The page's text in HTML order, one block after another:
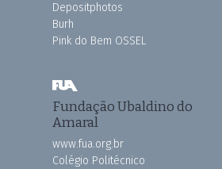
Depositphotos
Burh
Pink do Bem OSSEL
Fundação Ubaldino do
Amaral
www.fua.org.br
Colégio Politécnico